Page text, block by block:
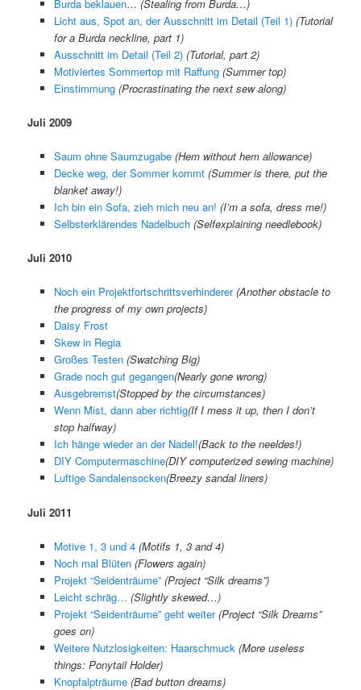
Burda beklauen… (Stealing from Burda…)
Licht aus, Spot an, der Ausschnitt im Detail (Teil 1) (Tutorial
for a Burda neckline, part 1)
Ausschnitt im Detail (Teil 2) (Tutorial, part 2)
Motiviertes Sommertop mit Raffung (Summer top)
Einstimmung (Procrastinating the next sew along)
Juli 2009
Saum ohne Saumzugabe (Hem without hem allowance)
Decke weg, der Sommer kommt (Summer is there, put the
blanket away!)
Ich bin ein Sofa, zieh mich neu an! (I’m a sofa, dress me!)
Selbsterklärendes Nadelbuch (Selfexplaining needlebook)
Juli 2010
Noch ein Projektfortschrittsverhinderer(Another obstacle to
the progress of my own projects)
Daisy Frost
Skew in Regia
Großes Testen(Swatching Big)
Grade noch gut gegangen(Nearly gone wrong)
Ausgebremst(Stopped by the circumstances)
Wenn Mist, dann aber richtig(If I mess it up, then I don’t
stop halfway)
Ich hänge wieder an der Nadel!(Back to the neeldes!)
DIY Computermaschine(DIY computerized sewing machine)
Luftige Sandalensocken(Breezy sandal liners)
Juli 2011
Motive 1, 3 und 4 (Motifs 1, 3 and 4)
Noch mal Blüten (Flowers again)
Projekt “Seidenträume” (Project “Silk dreams”)
Leicht schräg… (Slightly skewed…)
Projekt “Seidenträume” geht weiter (Project “Silk Dreams”
goes on)
Weitere Nutzlosigkeiten: Haarschmuck (More useless
things: Ponytail Holder)
Knopfalpträume (Bad button dreams)